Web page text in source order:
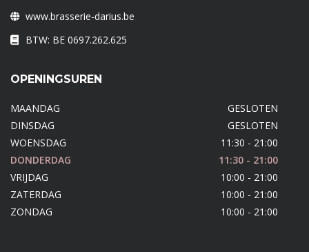
www.brasserie-darius.be
BTW: BE 0697.262.625
OPENINGSUREN
MAANDAG
GESLOTEN
DINSDAG
GESLOTEN
WOENSDAG
11:30 - 21:00
DONDERDAG
11:30 - 21:00
VRIJDAG
10:00 - 21:00
ZATERDAG
10:00 - 21:00
ZONDAG
10:00 - 21:00